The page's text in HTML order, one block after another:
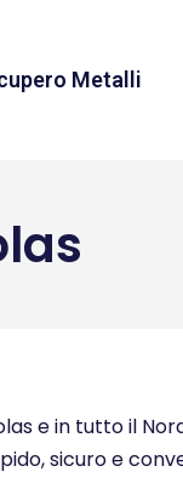
Metalli
e in tutto il
sicuro e